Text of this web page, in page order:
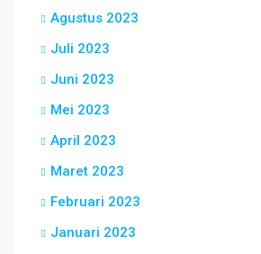
Agustus 2023
Juli 2023
Juni 2023
Mei 2023
April 2023
Maret 2023
Februari 2023
Januari 2023